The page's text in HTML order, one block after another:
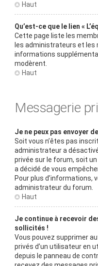
Haut
Qu’est-ce que le lien «
Cette page liste les
les administrateurs et les
informations
modèrent.
Haut
Messagerie
Je ne peux pas envoyer
Soit vous n’êtes pas
administrateur a
privée sur le forum, soit
a décidé de vous
Pour plus d’informations,
administrateur du forum.
Haut
Je continue à recevoir
sollicités !
Vous pouvez supprimer
privés d’un utilisateur en
depuis le panneau de